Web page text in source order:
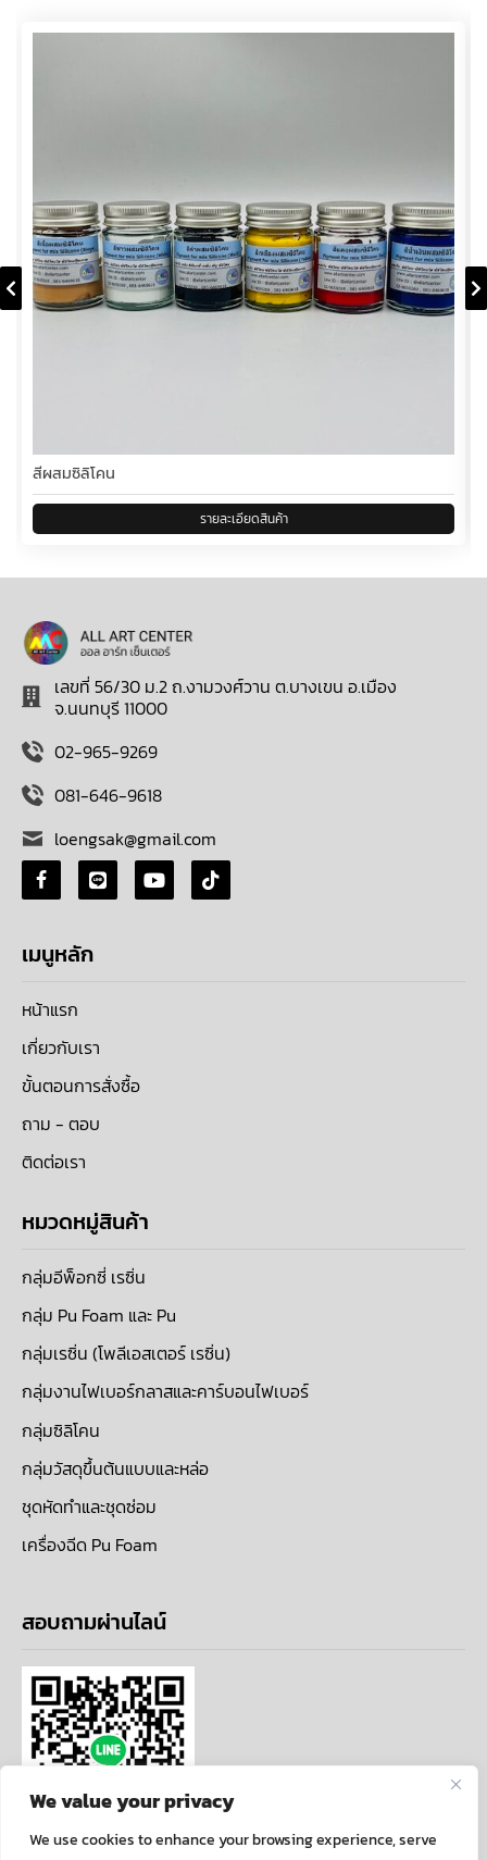
We value your privacy
We use cookies to enhance your browsing experience, serve
สีผสมซิลิโคน
เลขที่ 56/30 ม.2 ถ.งามวงศ์วาน ต.บางเขน อ.เมือง
จ.นนทบุรี 11000
02-965-9269
081-646-9618
loengsak@gmail.com
เมนูหลัก
หน้าแรก
เกี่ยวกับเรา
ขั้นตอนการสั่งซื้อ
ถาม - ตอบ
ติดต่อเรา
หมวดหมู่สินค้า
กลุ่มอีพ็อกซี่ เรซิ่น
กลุ่ม Pu Foam และ Pu
กลุ่มเรซิ่น (โพลีเอสเตอร์ เรซิ่น)
กลุ่มงานไฟเบอร์กลาสและคาร์บอนไฟเบอร์
กลุ่มซิลิโคน
กลุ่มวัสดุขึ้นต้นแบบและหล่อ
ชุดหัดทำและชุดซ่อม
เครื่องฉีด Pu Foam
สอบถามผ่านไลน์